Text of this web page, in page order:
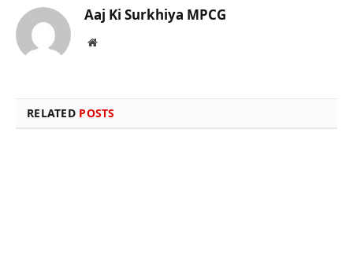
Aaj Ki Surkhiya MPCG
Website
RELATED POSTS